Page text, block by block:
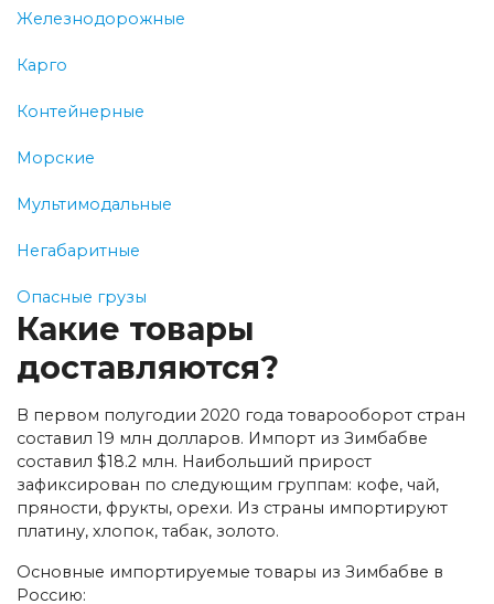
Железнодорожные
Карго
Контейнерные
Морские
Мультимодальные
Негабаритные
Опасные грузы
Какие товары
доставляются?
В первом полугодии 2020 года товарооборот стран
составил 19 млн долларов. Импорт из Зимбабве
составил $18.2 млн. Наибольший прирост
зафиксирован по следующим группам: кофе, чай,
пряности, фрукты, орехи. Из страны импортируют
платину, хлопок, табак, золото.
Основные импортируемые товары из Зимбабве в
Россию: